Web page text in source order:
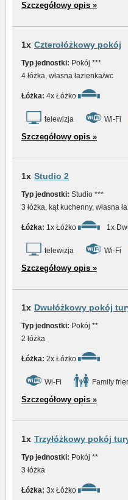
Szczegółowy opis »
1x Czterołóżkowy pokój
Typ jednostki: Pokój ***
4 łóżka, własna łazienka/wc
Łóżka: 4x Łóżko
telewizja Wi-Fi
Szczegółowy opis »
1x Studio 2
Typ jednostki: Studio ***
3 łóżka, kąt kuchenny, własna
Łóżka: 1x Łóżko 1x
telewizja Wi-Fi
Szczegółowy opis »
1x Dwułóżkowy pokój
Typ jednostki: Pokój **
2 łóżka
Łóżka: 2x Łóżko
Wi-Fi Family
Szczegółowy opis »
1x Trzyłóżkowy pokój
Typ jednostki: Pokój **
3 łóżka
Łóżka: 3x Łóżko